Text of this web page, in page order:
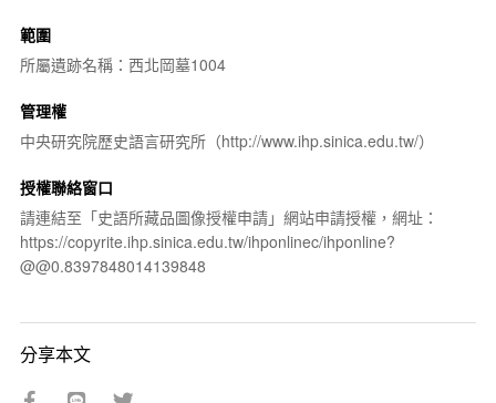
範圍
所屬遺跡名稱：西北岡墓1004
管理權
中央研究院歷史語言研究所（http://www.ihp.sinica.edu.tw/）
授權聯絡窗口
請連結至「史語所藏品圖像授權申請」網站申請授權，網址：
https://copyrite.ihp.sinica.edu.tw/ihponlinec/ihponline?
@@0.8397848014139848
分享本文